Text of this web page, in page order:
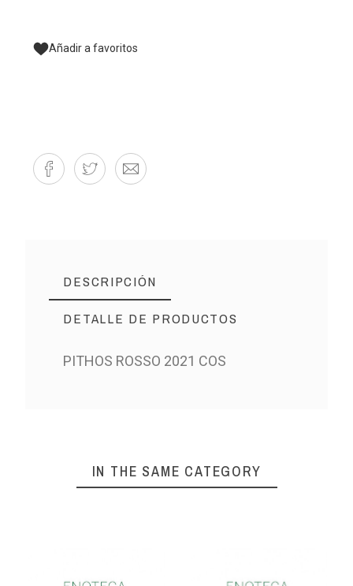
Añadir a favoritos
DESCRIPCIÓN
DETALLE DE PRODUCTOS
PITHOS ROSSO 2021 COS
IN THE SAME CATEGORY